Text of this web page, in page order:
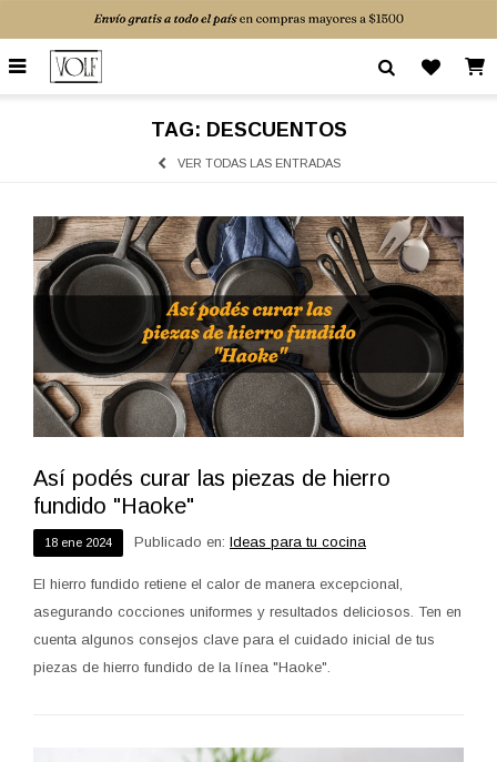

TAG: DESCUENTOS
VER TODAS LAS ENTRADAS
Así podés curar las piezas de hierro
fundido "Haoke"
18 ene 2024 Publicado en: Ideas para tu cocina
El hierro fundido retiene el calor de manera excepcional,
asegurando cocciones uniformes y resultados deliciosos. Ten en
cuenta algunos consejos clave para el cuidado inicial de tus
piezas de hierro fundido de la línea "Haoke".